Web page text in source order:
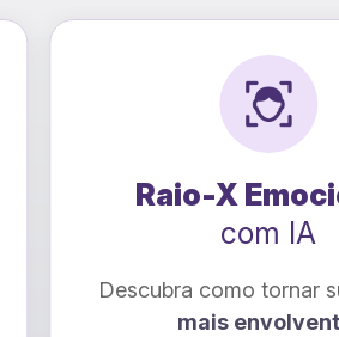
Conversão
Transforme seu
EPub ealcance